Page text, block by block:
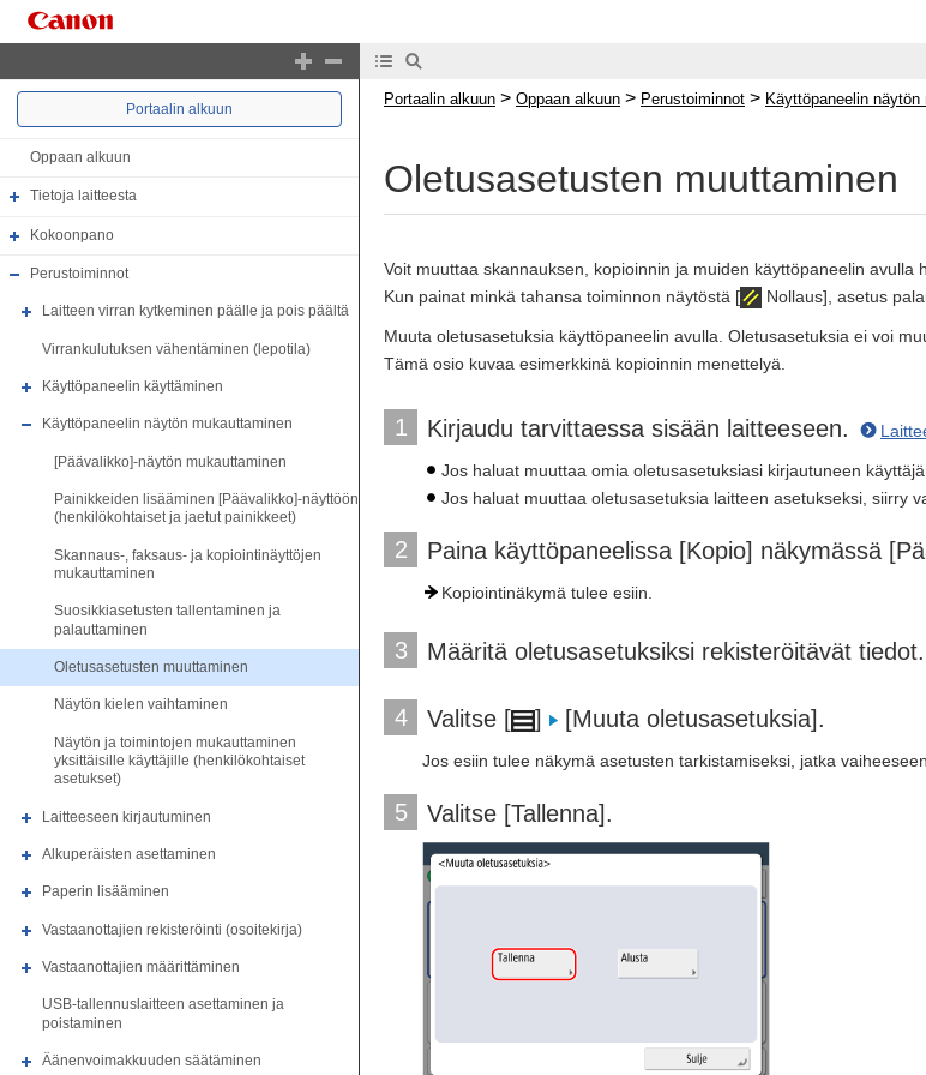
Portaalin alkuun
Oppaan alkuun
Tietoja laitteesta
Kokoonpano
Perustoiminnot
Laitteen virran kytkeminen päälle ja pois päältä
Virrankulutuksen vähentäminen (lepotila)
Käyttöpaneelin käyttäminen
Käyttöpaneelin näytön mukauttaminen
[Päävalikko]-näytön mukauttaminen
Painikkeiden lisääminen [Päävalikko]-näyttöön
(henkilökohtaiset ja jaetut painikkeet)
Skannaus-, faksaus- ja kopiointinäyttöjen
mukauttaminen
Suosikkiasetusten tallentaminen ja
palauttaminen
Oletusasetusten muuttaminen
Näytön kielen vaihtaminen
Näytön ja toimintojen mukauttaminen
yksittäisille käyttäjille (henkilökohtaiset
asetukset)
Laitteeseen kirjautuminen
Alkuperäisten asettaminen
Paperin lisääminen
Vastaanottajien rekisteröinti (osoitekirja)
Vastaanottajien määrittäminen
USB-tallennuslaitteen asettaminen ja
poistaminen
Äänenvoimakkuuden säätäminen
Portaalin alkuun > Oppaan alkuun > Perustoiminnot > Käyttöpaneelin
Oletusasetusten muuttaminen
Voit muuttaa skannauksen, kopioinnin ja muiden käyttöpaneelin avulla
Kun painat minkä tahansa toiminnon näytöstä [
Nollaus], asetus
Muuta oletusasetuksia käyttöpaneelin avulla. Oletusasetuksia ei voi
Tämä osio kuvaa esimerkkinä kopioinnin menettelyä.
1 Kirjaudu tarvittaessa sisään laitteeseen.
Jos haluat muuttaa omia oletusasetuksiasi kirjautuneen
Jos haluat muuttaa oletusasetuksia laitteen asetukseksi, siirry
2 Paina käyttöpaneelissa [Kopio] näkymässä
Kopiointinäkymä tulee esiin.
3 Määritä oletusasetuksiksi rekisteröitävät tiedot.
4 Valitse [ ] [Muuta oletusasetuksia].
Jos esiin tulee näkymä asetusten tarkistamiseksi, jatka vaiheeseen
5 Valitse [Tallenna].